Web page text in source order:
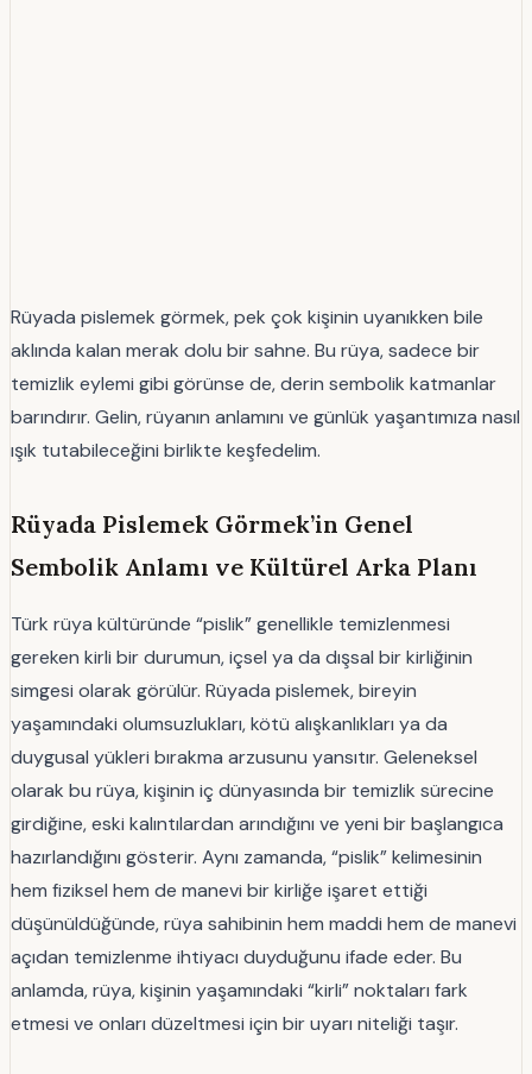
Rüyada pislemek görmek, pek çok kişinin uyanıkken bile
aklında kalan merak dolu bir sahne. Bu rüya, sadece bir
temizlik eylemi gibi görünse de, derin sembolik katmanlar
barındırır. Gelin, rüyanın anlamını ve günlük yaşantımıza nasıl
ışık tutabileceğini birlikte keşfedelim.
Rüyada Pislemek Görmek’in Genel
Sembolik Anlamı ve Kültürel Arka Planı
Türk rüya kültüründe “pislik” genellikle temizlenmesi
gereken kirli bir durumun, içsel ya da dışsal bir kirliğinin
simgesi olarak görülür. Rüyada pislemek, bireyin
yaşamındaki olumsuzlukları, kötü alışkanlıkları ya da
duygusal yükleri bırakma arzusunu yansıtır. Geleneksel
olarak bu rüya, kişinin iç dünyasında bir temizlik sürecine
girdiğine, eski kalıntılardan arındığını ve yeni bir başlangıca
hazırlandığını gösterir. Aynı zamanda, “pislik” kelimesinin
hem fiziksel hem de manevi bir kirliğe işaret ettiği
düşünüldüğünde, rüya sahibinin hem maddi hem de manevi
açıdan temizlenme ihtiyacı duyduğunu ifade eder. Bu
anlamda, rüya, kişinin yaşamındaki “kirli” noktaları fark
etmesi ve onları düzeltmesi için bir uyarı niteliği taşır.